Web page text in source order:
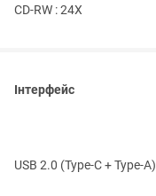
CD-RW : 24X
Інтерфейс
USB 2.0 (Type-C + Type-A)